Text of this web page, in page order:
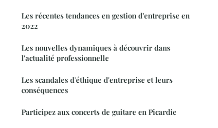
Les récentes tendances en gestion d'entreprise en
2022
Les nouvelles dynamiques à découvrir dans
l'actualité professionnelle
Les scandales d'éthique d'entreprise et leurs
conséquences
Participez aux concerts de guitare en Picardie